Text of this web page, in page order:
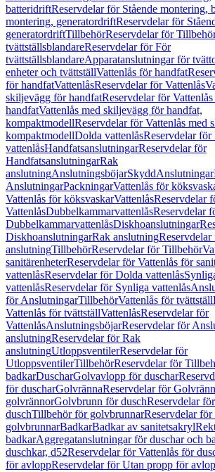
batteridriftReservdelar för Stående montering,
montering, generatordriftReservdelar för
generatordriftTillbehörReservdelar för
tvättställsblandareReservdelar för För
tvättställsblandareApparatanslutningar för
enheter och tvättställVattenlås för handfat
för handfatVattenlåsReservdelar för Vattenlås
skiljevägg för handfatReservdelar för
handfatVattenlås med skiljevägg för handfat,
kompaktmodellReservdelar för Vattenlås med
kompaktmodellDolda vattenlåsReservdelar för
vattenlåsHandfatsanslutningarReservdelar för
HandfatsanslutningarRak
anslutningAnslutningsböjarSkyddAnslutningar
AnslutningarPackningarVattenlås för
Vattenlås för köksvaskarVattenlåsReservdelar
VattenlåsDubbelkammarvattenlåsReservdelar
DubbelkammarvattenlåsDiskhoanslutningar
DiskhoanslutningarRak anslutning
anslutningTillbehörReservdelar för Tillbehör
sanitärenheterReservdelar för Vattenlås för
vattenlåsReservdelar för Dolda vattenlås
vattenlåsReservdelar för Synliga vattenlås
för AnslutningarTillbehörVattenlås för tvättställ
Vattenlås för tvättställVattenlåsReservdelar för
VattenlåsAnslutningsböjarReservdelar för
anslutningReservdelar för Rak
anslutningUtloppsventilerReservdelar för
UtloppsventilerTillbehörReservdelar för
badkarDuscharGolvavlopp för duschar
för duscharGolvrännaReservdelar för
golvrännorGolvbrunn för duschReservdelar
duschTillbehör för golvbrunnarReservdelar
golvbrunnarBadkarBadkar av sanitetsakryl
badkarAggregatanslutningar för duschar och
duschkar, d52Reservdelar för Vattenlås för
för avloppReservdelar för Utan propp för